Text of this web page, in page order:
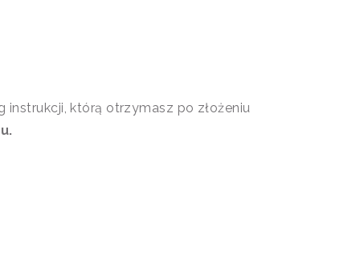
instrukcji, którą otrzymasz po złożeniu